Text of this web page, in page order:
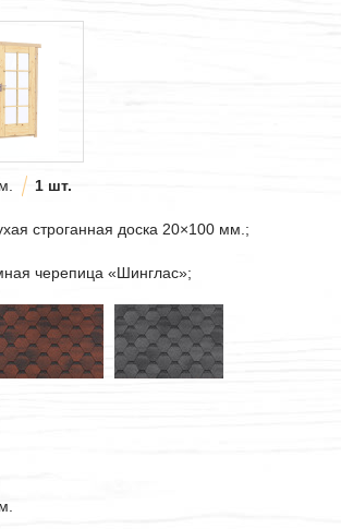
1 шт.
строганная доска 20×100 мм.;
черепица «Шинглас»;